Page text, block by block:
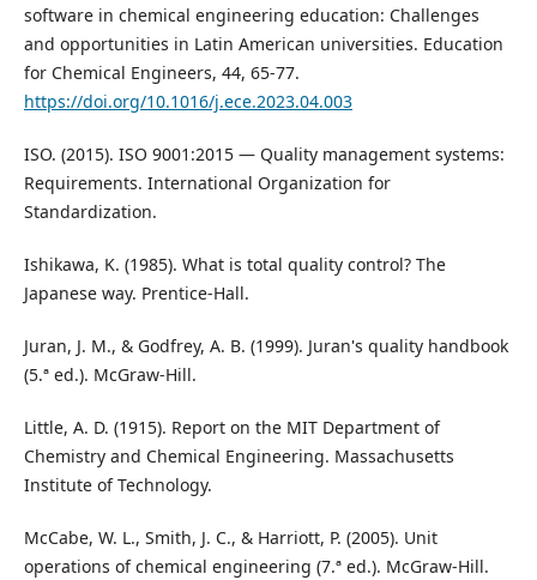
software in chemical engineering education: Challenges
and opportunities in Latin American universities. Education
for Chemical Engineers, 44, 65-77.
https://doi.org/10.1016/j.ece.2023.04.003
ISO. (2015). ISO 9001:2015 — Quality management systems:
Requirements. International Organization for
Standardization.
Ishikawa, K. (1985). What is total quality control? The
Japanese way. Prentice-Hall.
Juran, J. M., & Godfrey, A. B. (1999). Juran's quality handbook
(5.ª ed.). McGraw-Hill.
Little, A. D. (1915). Report on the MIT Department of
Chemistry and Chemical Engineering. Massachusetts
Institute of Technology.
McCabe, W. L., Smith, J. C., & Harriott, P. (2005). Unit
operations of chemical engineering (7.ª ed.). McGraw-Hill.